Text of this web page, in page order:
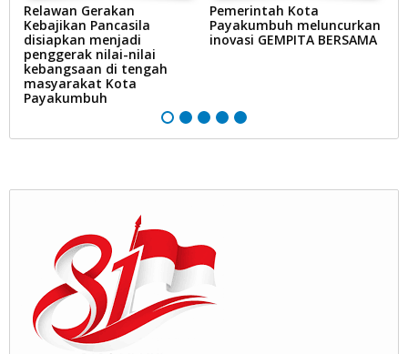
Relawan Gerakan
Kebajikan Pancasila
disiapkan menjadi
penggerak nilai-nilai
kebangsaan di tengah
masyarakat Kota
Payakumbuh
Pemerintah Kota
Payakumbuh meluncurkan
inovasi GEMPITA BERSAMA